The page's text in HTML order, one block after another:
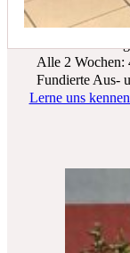
Ein sicherer
Alle 2 Wochen:
Fundierte Aus-
Lerne uns